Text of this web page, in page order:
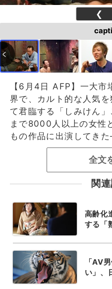
❮
❯
【6月4日 AFP】一大市
界で、カルト的な人気
て君臨する「しみけん
まで8000人以上の女性
もの作品に出演してきた
全文
関
高齢化
する「
「AV
い」、